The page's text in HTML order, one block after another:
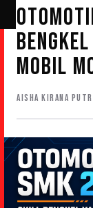
MOBIL
AISHA KIRANA PUTRI